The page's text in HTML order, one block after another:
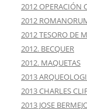
2012 OPERACIÓN
2012
2012 TESORO DE
2012. BECQUER
2012. MAQUETAS
2013
2013 CHARLES
2013 JOSE